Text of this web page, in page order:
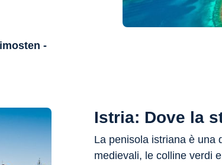
-
Istria: Dove la
La penisola istriana è una
medievali, le colline verdi